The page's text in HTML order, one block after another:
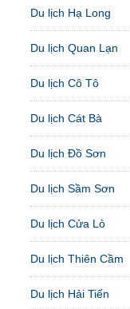
Du lịch Hạ Long
Du lịch Quan Lạn
Du lịch Cô Tô
Du lịch Cát Bà
Du lịch Đồ Sơn
Du lịch Sầm Sơn
Du lịch Cửa Lò
Du lịch Thiên Cầm
Du lịch Hải Tiến